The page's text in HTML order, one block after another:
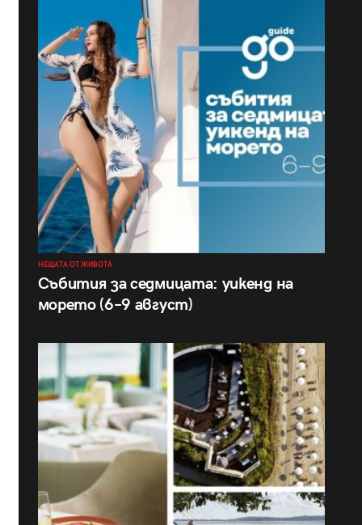
НЕЩАТА ОТ ЖИВОТА
Събития за седмицата: уикенд на
морето (6–9 август)